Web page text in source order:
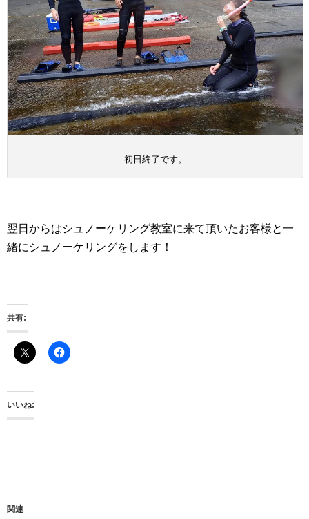
初日終了です。
翌日からはシュノーケリング教室に来て頂いたお客様と一
緒にシュノーケリングをします！
共有:
いいね:
関連